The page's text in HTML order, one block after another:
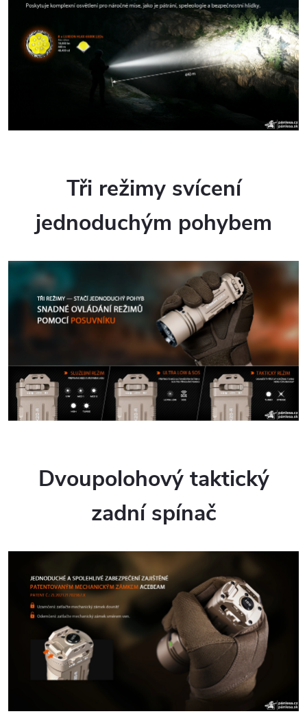
Tři režimy svícení
jednoduchým pohybem
Dvoupolohový taktický
zadní spínač